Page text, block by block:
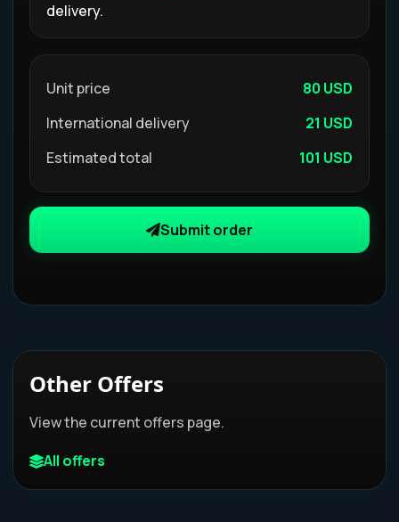
delivery.
Unit price
80 USD
International delivery
21 USD
Estimated total
101 USD
Submit order
Other Offers
View the current offers page.
All offers